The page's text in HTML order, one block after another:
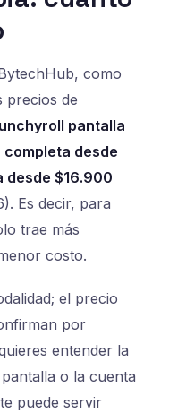
como
precios de
pantalla
completa desde
desde $16.900
Es decir, para
trae más
costo.
el precio
por
entender la
o la cuenta
puede servir